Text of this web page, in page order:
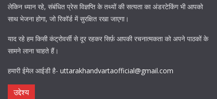
लेकिन ध्यान रहे, संबंधित प्रेस विज्ञप्ति के तथ्यों की सत्यता का अंडरटेकिंग भी आपको
साथ भेजना होगा, जो रिकॉर्ड में सुरक्षित रखा जाएगा।
याद रहे हम किसी कंट्रोवर्सी से दूर रहकर सिर्फ़ आपकी रचनात्मकता को अपने पाठकों के
सामने लाना चाहते हैं।
हमारी ईमेल आईडी है- uttarakhandvartaofficial@gmail.com
उद्देश्य